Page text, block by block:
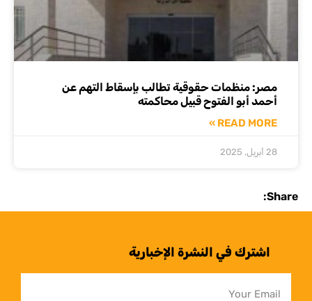
مصر: منظمات حقوقية تطالب بإسقاط التهم عن
أحمد أبو الفتوح قبيل محاكمته
READ MORE »
28 أبريل, 2025
Share:
اشترك في النشرة الإخبارية